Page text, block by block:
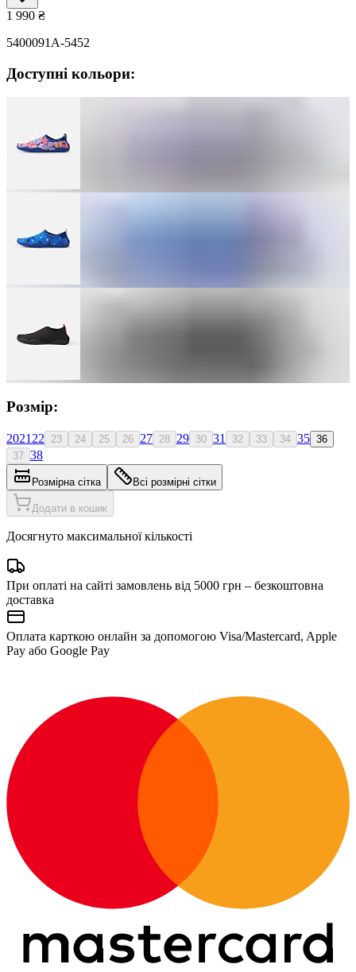
1 990 ₴
5400091A-5452
Доступні кольори:
Розмір:
2021 22 23 24 25 26 27 28 29 30 31 32 33 34 35 36
37 38
Розмірна сітка Всі розмірні сітки
Додати в кошик
Досягнуто максимальної кількості
При оплаті на сайті замовлень від 5000 грн – безкоштовна
доставка
Оплата карткою онлайн за допомогою Visa/Mastercard, Apple
Pay або Google Pay